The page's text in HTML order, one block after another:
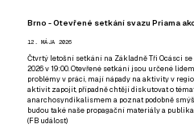
Brno - Otevřené setkání svazu Priama
12. MÁJA 2026
Čtvrtý letošní setkání na Základně Tři Ocásci
2026 v 19:00. Otevřené setkání jsou určené
problémy v práci, mají nápady na aktivity v
aktivit zapojit, případně chtějí diskutovat o
anarchosyndikalismem a poznat podobně
budou také naše propagační materiály a
(FB událost)